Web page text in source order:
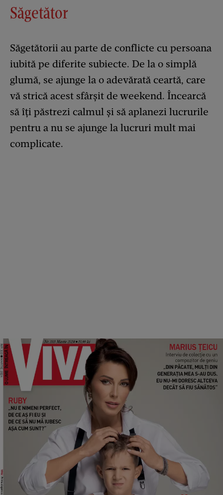
Săgetător
Săgetătorii au parte de conflicte cu persoana
iubită pe diferite subiecte. De la o simplă
glumă, se ajunge la o adevărată ceartă, care
vă strică acest sfârșit de weekend. Încearcă
să îți păstrezi calmul și să aplanezi lucrurile
pentru a nu se ajunge la lucruri mult mai
complicate.